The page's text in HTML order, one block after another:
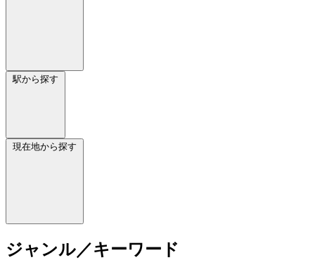
駅から探す
現在地から探す
ジャンル／キーワード